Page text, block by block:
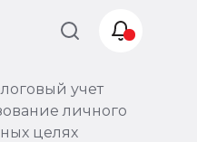
учет
личного
целях